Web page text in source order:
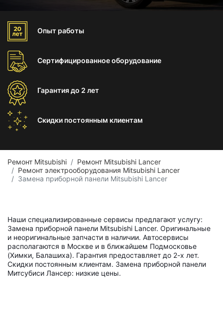
Опыт работы
Сертифицированноеоборудование
Гарантиядо 2 лет
Скидки постоянным клиентам
Ремонт Mitsubishi
Ремонт Mitsubishi Lancer
Ремонт электрооборудования Mitsubishi Lancer
Замена приборной панели Mitsubishi Lancer
Наши специализированные сервисы предлагают услугу:
Замена приборной панели Mitsubishi Lancer. Оригинальные
и неоригинальные запчасти в наличии. Автосервисы
располагаются в Москве и в ближайшем Подмосковье
(Химки, Балашиха). Гарантия предоставляет до 2-х лет.
Скидки постоянным клиентам. Замена приборной панели
Митсубиси Лансер: низкие цены.